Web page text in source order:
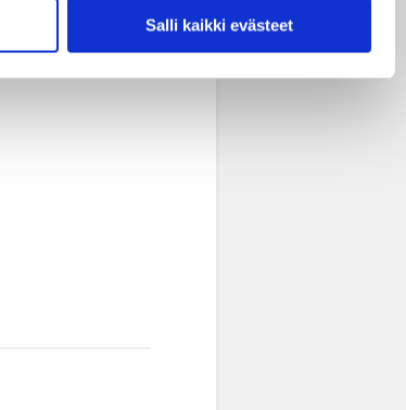
Salli kaikki evästeet